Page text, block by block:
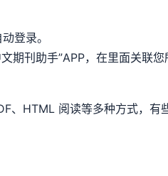
登录。
期刊助手”APP，在里面关联
HTML 阅读等多种方式，有